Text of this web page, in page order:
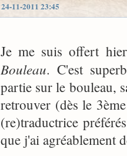
24-11-2011 23:45
Je me suis offert
Bouleau. C'est
partie sur le bouleau,
retrouver (dès le
(re)traductrice
que j'ai agréablement